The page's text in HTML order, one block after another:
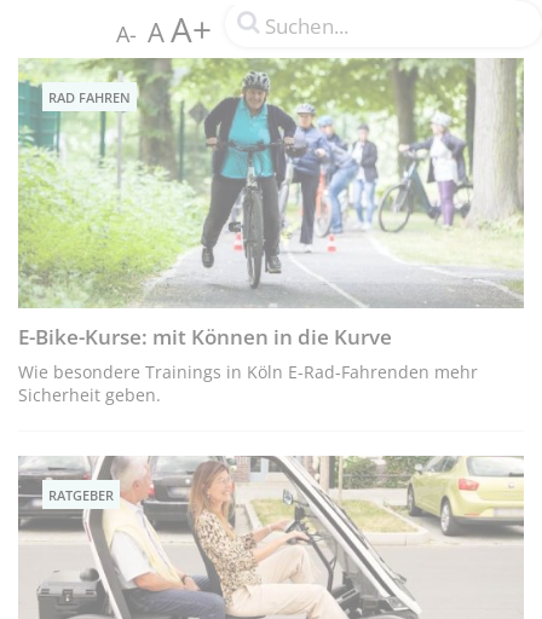
A- AA+
RAD FAHREN
E-Bike-Kurse: mit Können in die Kurve
Wie besondere Trainings in Köln E-Rad-Fahrenden mehr
Sicherheit geben.
RATGEBER